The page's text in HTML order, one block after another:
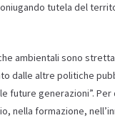
tutela del
ambientali sono
dalle altre politiche
future generazioni”.
nella formazione,